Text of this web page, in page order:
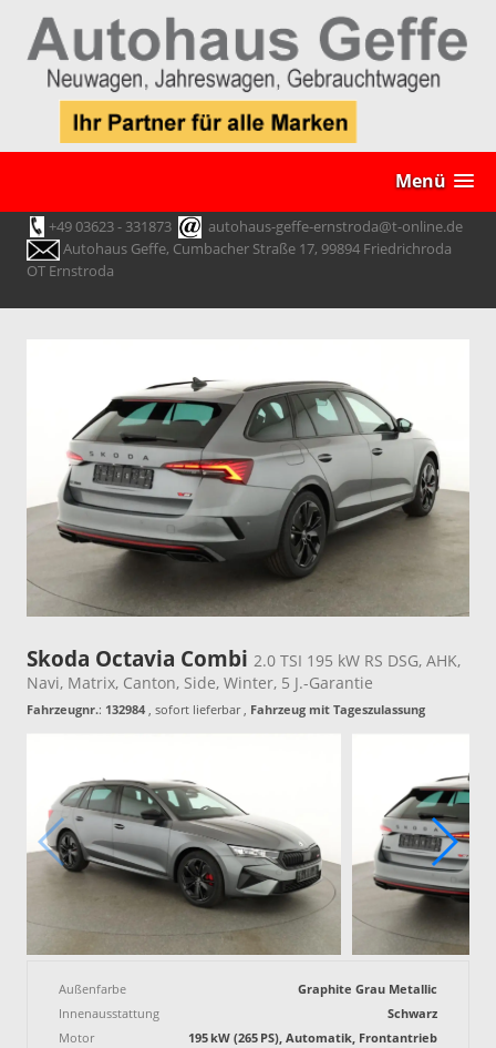
Menü
+49 03623 - 331873
autohaus-geffe-ernstroda@t-online.de
Autohaus Geffe, Cumbacher Straße 17, 99894 Friedrichroda
OT Ernstroda
Skoda Octavia Combi 2.0 TSI 195 kW RS DSG, AHK,
Navi, Matrix, Canton, Side, Winter, 5 J.-Garantie
Fahrzeugnr.: 132984 , sofort lieferbar, Fahrzeug mit Tageszulassung
Außenfarbe
Graphite Grau Metallic
Innenausstattung
Schwarz
Motor
195 kW (265 PS), Automatik, Frontantrieb